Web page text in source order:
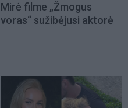
Mirė filme „Žmogus
voras“ sužibėjusi aktorė